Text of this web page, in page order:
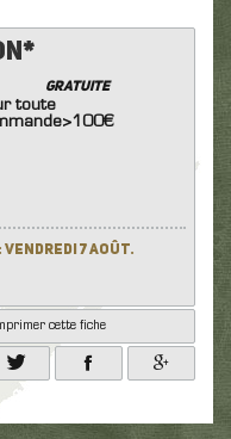
GRATUITE
toute
7 Août.
cette fiche